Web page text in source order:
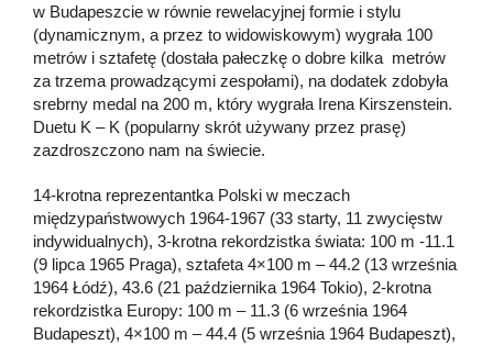
w Budapeszcie w równie rewelacyjnej formie i stylu
(dynamicznym, a przez to widowiskowym) wygrała 100
metrów i sztafetę (dostała pałeczkę o dobre kilka metrów
za trzema prowadzącymi zespołami), na dodatek zdobyła
srebrny medal na 200 m, który wygrała Irena Kirszenstein.
Duetu K – K (popularny skrót używany przez prasę)
zazdroszczono nam na świecie.
14-krotna reprezentantka Polski w meczach
międzypaństwowych 1964-1967 (33 starty, 11 zwycięstw
indywidualnych), 3-krotna rekordzistka świata: 100 m -11.1
(9 lipca 1965 Praga), sztafeta 4×100 m – 44.2 (13 września
1964 Łódź), 43.6 (21 października 1964 Tokio), 2-krotna
rekordzistka Europy: 100 m – 11.3 (6 września 1964
Budapeszt), 4×100 m – 44.4 (5 września 1964 Budapeszt),